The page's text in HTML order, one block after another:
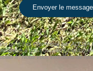
Envoyer le message
un fichier informatisé par
à nos conseillers
Nous vous informons de